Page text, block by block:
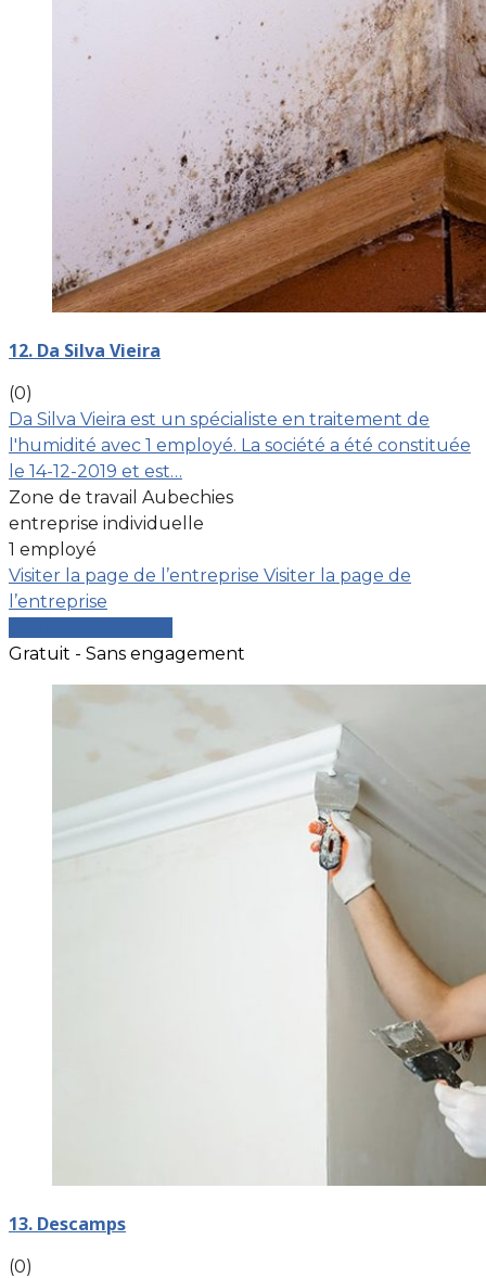
12. Da Silva Vieira
(0)
Da Silva Vieira est un spécialiste en traitement de
l'humidité avec 1 employé. La société a été constituée
le 14-12-2019 et est…
Zone de travail Aubechies
entreprise individuelle
1 employé
Visiter la page de l’entreprise Visiter la page de
l’entreprise
Gratuit - Sans engagement
13. Descamps
(0)